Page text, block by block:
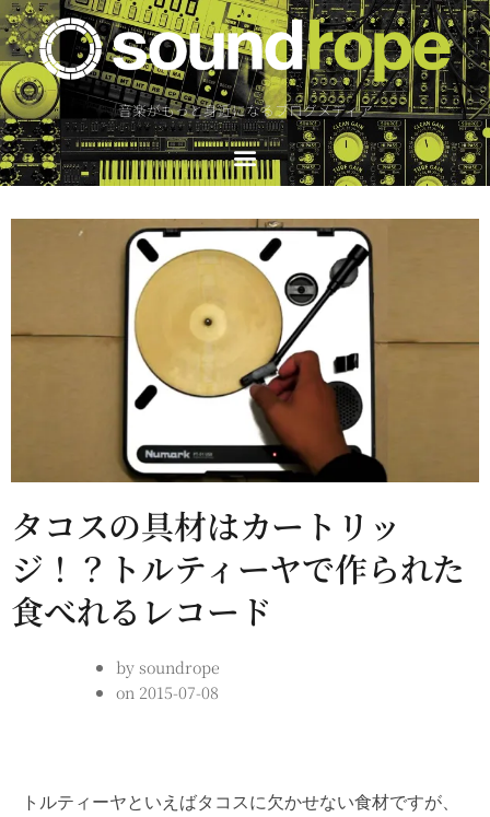
音楽がもっと身近になるブログメディア
タコスの具材はカートリッ
ジ！？トルティーヤで作られた
食べれるレコード
bysoundrope
on 2015-07-08
トルティーヤといえばタコスに欠かせない食材ですが、